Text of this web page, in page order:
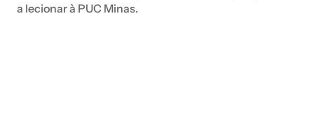
a lecionar à PUC Minas.